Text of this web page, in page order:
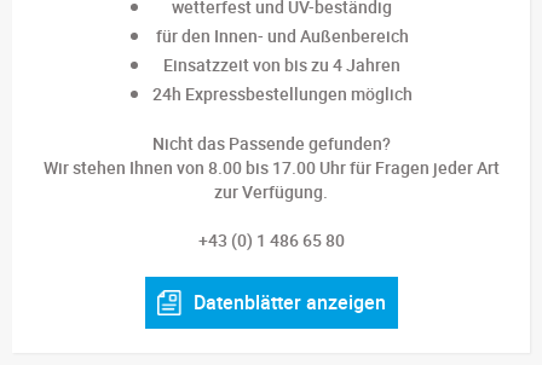
wetterfest und UV-beständig
für den Innen- und Außenbereich
Einsatzzeit von bis zu 4 Jahren
24h Expressbestellungen möglich
Nicht das Passende gefunden?
Wir stehen Ihnen von 8.00 bis 17.00 Uhr für Fragen jeder Art
zur Verfügung.
+43 (0) 1 486 65 80
Datenblätter anzeigen